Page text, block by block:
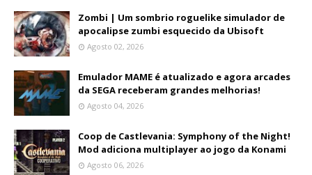
Zombi | Um sombrio roguelike simulador de
apocalipse zumbi esquecido da Ubisoft
Agosto 02, 2026
Emulador MAME é atualizado e agora arcades
da SEGA receberam grandes melhorias!
Agosto 04, 2026
Coop de Castlevania: Symphony of the Night!
Mod adiciona multiplayer ao jogo da Konami
Agosto 06, 2026